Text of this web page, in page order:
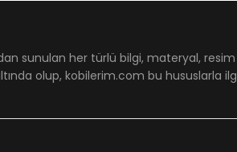
sunulan her türlü bilgi, materyal,
olup, kobilerim.com bu hususlarla